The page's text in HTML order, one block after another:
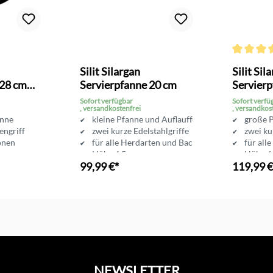
cm
Silit Silargan
Servierpfanne 20 cm
Sofort verfügbar
, versandkostenfrei
kleine Pfanne und Auflaufform
zwei kurze Edelstahlgriffe
für alle Herdarten und Backofen
Höhe 4.5 cm
Durchmesser 20 cm
99,99 €*
Silit
Sofort
,
große
zwei
für alle
Höhe 6
119,99